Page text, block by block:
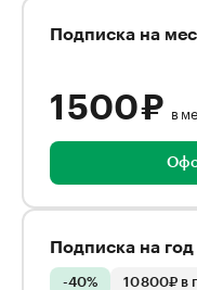
Подписка на
1 500 ₽ в
Подписка на год
-40% 10 800₽ в